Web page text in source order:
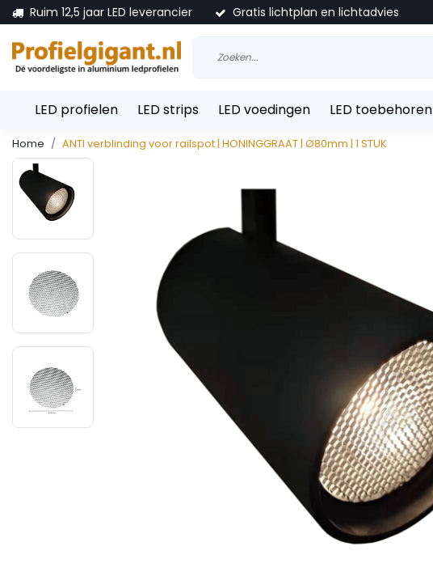
Ruim 12,5 jaar LED leverancier Gratis lichtplan en lichtadvies
LED profielen LED strips LED voedingen LED toebehoren
Home ANTI verblinding voor railspot | HONINGGRAAT | Ø80mm | 1 STUK